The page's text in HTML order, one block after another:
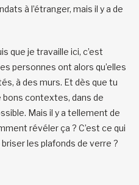
à l’étranger, mais il y a de
que je travaille ici, c’est
personnes ont alors qu’elles
à des murs. Et dès que tu
bons contextes, dans de
Mais il y a tellement de
révéler ça ? C’est ce qui
les plafonds de verre ?